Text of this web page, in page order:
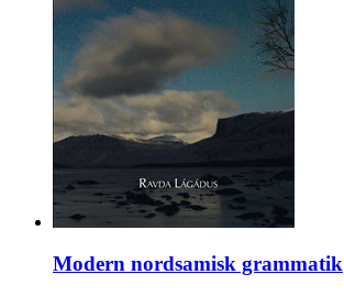
Modern nordsamisk grammatik